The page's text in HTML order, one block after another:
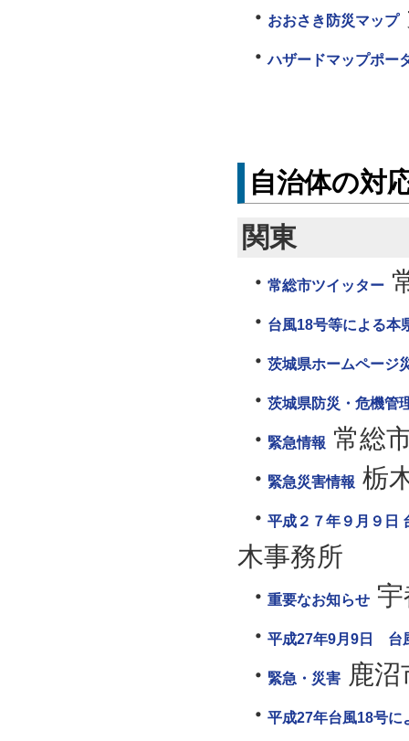
おおさき防災マップ
ハザードマップポー
自治体の対
関東
常総市ツイッター
台風18号等による本
茨城県ホームページ
茨城県防災・危機管
緊急情報 常総
緊急災害情報 栃
平成２７年９月９日
木事務所
重要なお知らせ
平成27年9月9日 台
緊急・災害 鹿沼
平成27年台風18号に